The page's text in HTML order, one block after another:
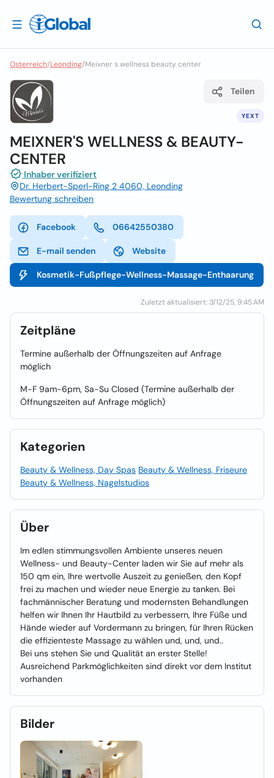
Osterreich/Leonding/Meixner s wellness beauty center
YEXT
Teilen
MEIXNER'S WELLNESS & BEAUTY-
CENTER
Inhaber verifiziert
Dr. Herbert-Sperl-Ring 2 4060, Leonding
Bewertung schreiben
Facebook 06642550380
E-mail senden Website
Kosmetik-Fußpflege-Wellness-Massage-Enthaarung
Zuletzt aktualisiert: 3/12/25, 9:45 AM
Zeitpläne
Termine außerhalb der Öffnungszeiten auf Anfrage
möglich
M-F 9am-6pm, Sa-Su Closed (Termine außerhalb der
Öffnungszeiten auf Anfrage möglich)
Kategorien
Beauty & Wellness, Day Spas Beauty & Wellness, Friseure
Beauty & Wellness, Nagelstudios
Über
Im edlen stimmungsvollen Ambiente unseres neuen
Wellness- und Beauty-Center laden wir Sie auf mehr als
150 qm ein, Ihre wertvolle Auszeit zu genießen, den Kopf
frei zu machen und wieder neue Energie zu tanken. Bei
fachmännischer Beratung und modernsten Behandlungen
helfen wir Ihnen Ihr Hautbild zu verbessern, Ihre Füße und
Hände wieder auf Vordermann zu bringen, für Ihren Rücken
die effizienteste Massage zu wählen und, und, und..
Bei uns stehen Sie und Qualität an erster Stelle!
Ausreichend Parkmöglichkeiten sind direkt vor dem Institut
vorhanden
Bilder